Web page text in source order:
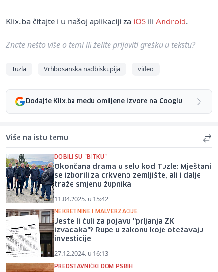
Klix.ba čitajte i u našoj aplikaciji za iOS ili Android.
Znate nešto više o temi ili želite prijaviti grešku u tekstu?
Tuzla Vrhbosanska nadbiskupija video
Dodajte Klix.ba među omiljene izvore na Googlu
Više na istu temu
DOBILI SU "BITKU"
Okončana drama u selu kod Tuzle: Mještani
se izborili za crkveno zemljište, ali i dalje
traže smjenu župnika
11.04.2025. u 15:42
NEKRETNINE I MALVERZACIJE
Jeste li čuli za pojavu "prljanja ZK
izvadaka"? Rupe u zakonu koje otežavaju
investicije
27.12.2024. u 16:13
PREDSTAVNIČKI DOM PSBIH